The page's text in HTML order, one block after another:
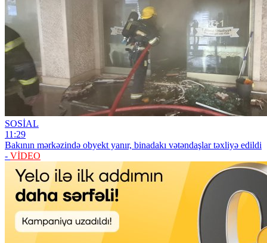
SOSİAL
11:29
Bakının mərkəzində obyekt yanır, binadakı vətəndaşlar təxliyə edildi
- VİDEO